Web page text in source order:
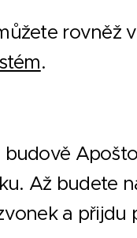
rovněž
.
budově
Až budete
a přijdu